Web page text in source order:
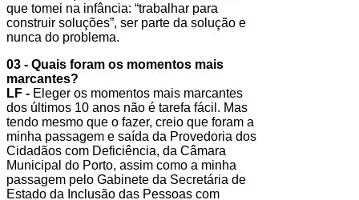
que tomei na infância: “trabalhar para
construir soluções”, ser parte da solução e
nunca do problema.
03 - Quais foram os momentos mais
marcantes?
LF - Eleger os momentos mais marcantes
dos últimos 10 anos não é tarefa fácil. Mas
tendo mesmo que o fazer, creio que foram a
minha passagem e saída da Provedoria dos
Cidadãos com Deficiência, da Câmara
Municipal do Porto, assim como a minha
passagem pelo Gabinete da Secretária de
Estado da Inclusão das Pessoas com